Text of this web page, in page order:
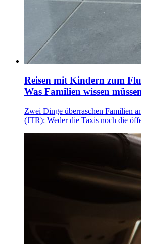
Reisen mit Kindern zum
Was Familien wissen
Zwei Dinge überraschen Familien
(JTR): Weder die Taxis noch die